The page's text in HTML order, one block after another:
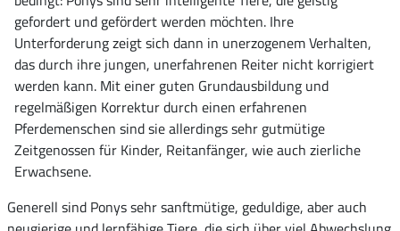
gefordert und gefördert werden möchten. Ihre
Unterforderung zeigt sich dann in unerzogenem Verhalten,
das durch ihre jungen, unerfahrenen Reiter nicht korrigiert
werden kann. Mit einer guten Grundausbildung und
regelmäßigen Korrektur durch einen erfahrenen
Pferdemenschen sind sie allerdings sehr gutmütige
Zeitgenossen für Kinder, Reitanfänger, wie auch zierliche
Erwachsene.
Generell sind Ponys sehr sanftmütige, geduldige, aber auch